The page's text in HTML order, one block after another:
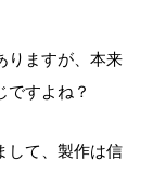
りますが、本来
ですよね？
して、製作は信